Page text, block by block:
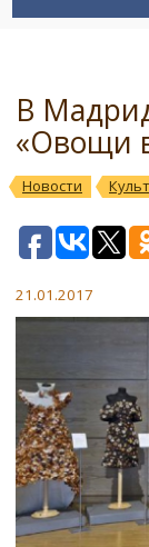
В
«Овощи
Новости
21.01.2017